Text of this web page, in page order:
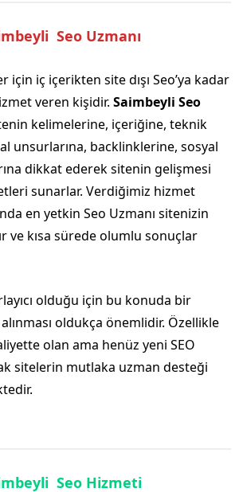
Seo Uzmanı
için iç içerikten site dışı Seo’ya kadar
veren kişidir. Saimbeyli Seo
kelimelerine, içeriğine, teknik
unsurlarına, backlinklerine, sosyal
dikkat ederek sitenin gelişmesi
sunarlar. Verdiğimiz hizmet
en yetkin Seo Uzmanı sitenizin
ve kısa sürede olumlu sonuçlar
olduğu için bu konuda bir
oldukça önemlidir. Özellikle
olan ama henüz yeni SEO
sitelerin mutlaka uzman desteği
Seo Hizmeti